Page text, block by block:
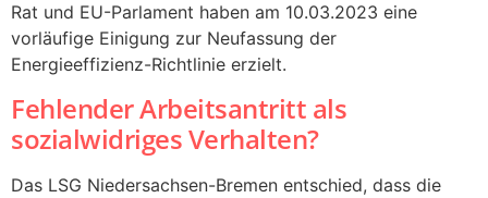
Rat und EU-Parlament haben am 10.03.2023 eine
vorläufige Einigung zur Neufassung der
Energieeffizienz-Richtlinie erzielt.
Fehlender Arbeitsantritt als
sozialwidriges Verhalten?
Das LSG Niedersachsen-Bremen entschied, dass die